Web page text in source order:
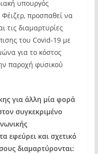
υπουργός
προσπαθεί να
τις διαμαρτυρίες
του Covid-19 με
για το κόστος
παροχή φυσικού
για άλλη μία φορά
συγκεκριμένο
εφεύρει και σχετικό
διαμαρτύρονται: